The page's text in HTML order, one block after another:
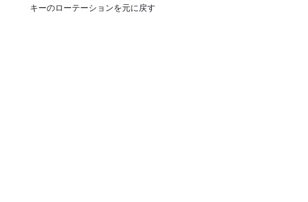
キーのローテーションを元に戻す